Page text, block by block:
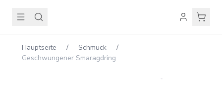
Hauptseite / Schmuck
/
Geschwungener Smaragdring